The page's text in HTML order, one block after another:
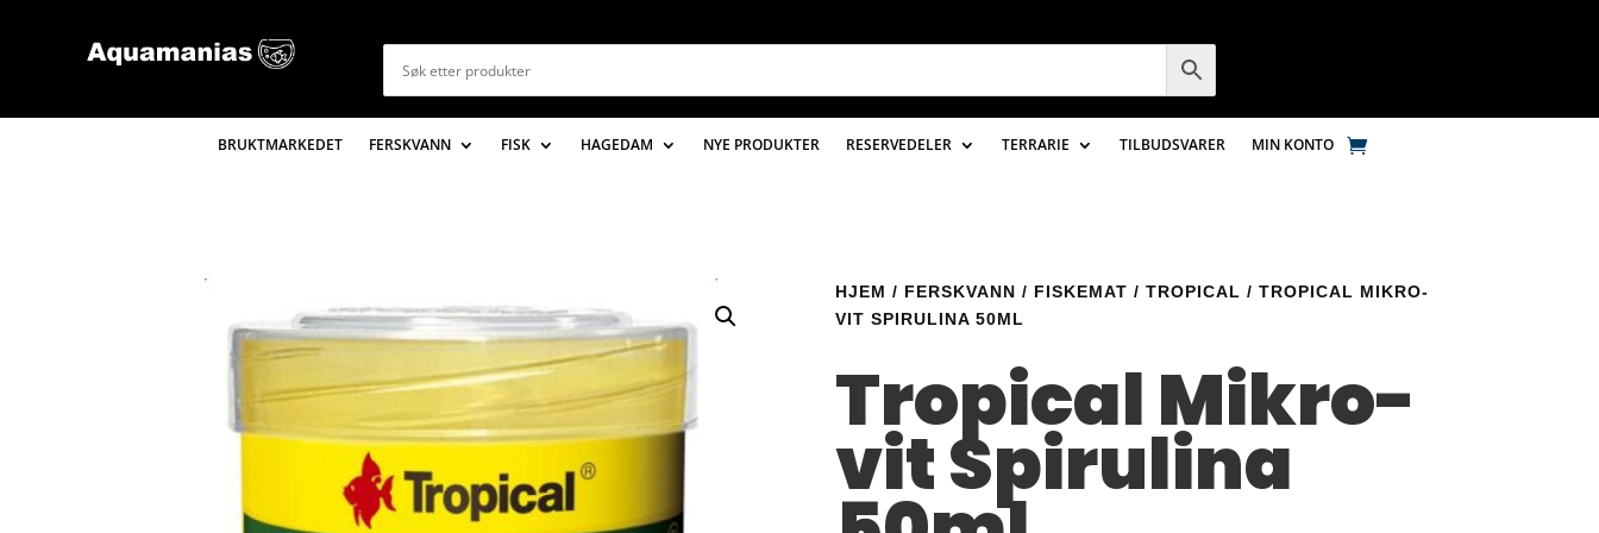
BRUKTMARKEDET FERSKVANN FISK HAGEDAM NYE PRODUKTER RESERVEDELER TERRARIE TILBUDSVARER MIN KONTO
HJEM / FERSKVANN / FISKEMAT / TROPICAL / TROPICAL MIKRO-
VIT SPIRULINA 50ML
Tropical Mikro-
vit Spirulina